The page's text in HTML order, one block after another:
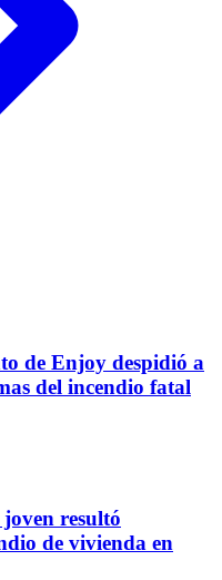
de Enjoy despidió a
del incendio fatal
resultó
de vivienda en